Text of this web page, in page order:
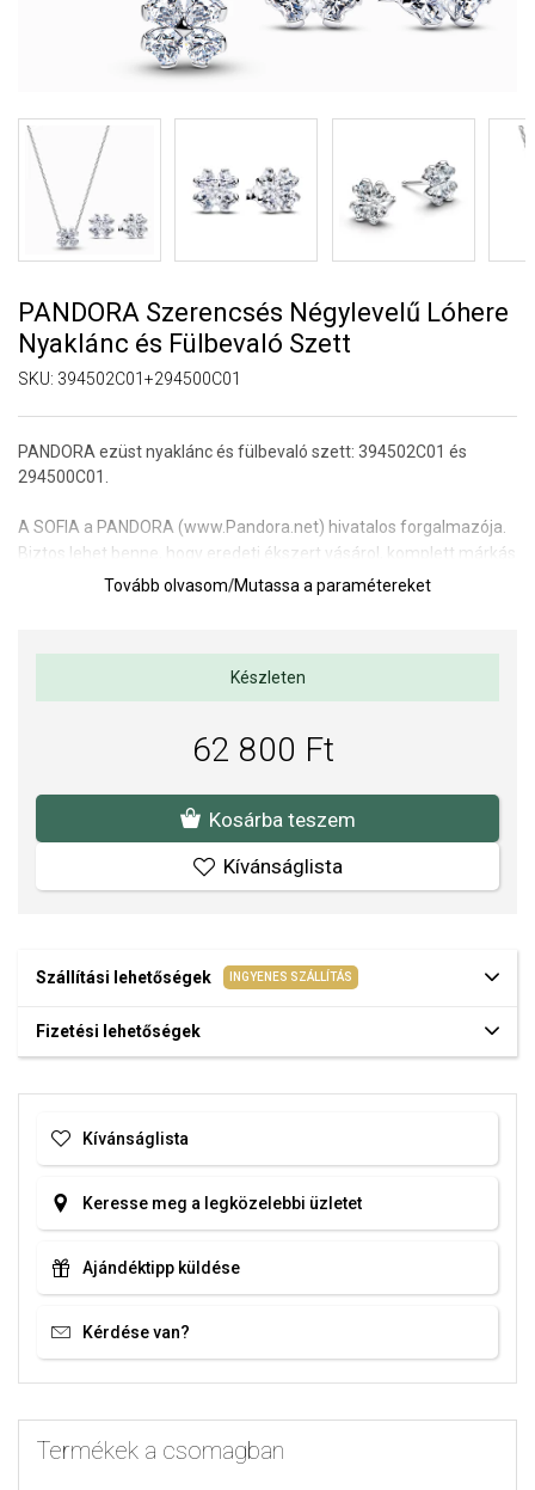
PANDORA Szerencsés Négylevelű Lóhere
Nyaklánc és Fülbevaló Szett
SKU: 394502C01+294500C01
PANDORA ezüst nyaklánc és fülbevaló szett: 394502C01 és
294500C01.
A SOFIA a PANDORA (www.Pandora.net) hivatalos forgalmazója.
Biztos lehet benne, hogy eredeti ékszert vásárol, komplett márkás
csomagolásban.Tovább olvasom/Mutassa a paramétereket
Készleten
62 800 Ft
Kosárba teszem
Kívánságlista
Szállítási lehetőségek INGYENES SZÁLLÍTÁS
Fizetési lehetőségek
Kívánságlista
Keresse meg a legközelebbi üzletet
Ajándéktipp küldése
Kérdése van?
Termékek a csomagban